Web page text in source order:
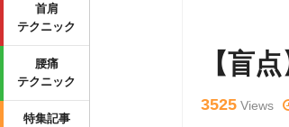
首肩
テクニック
腰痛
テクニック
特集記事
【盲
3525 Views